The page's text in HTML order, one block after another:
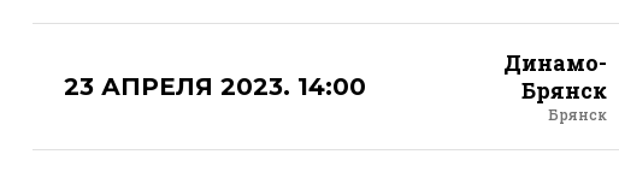
23 АПРЕЛЯ 2023. 14:00
Динамо-
Брянск
Брянск